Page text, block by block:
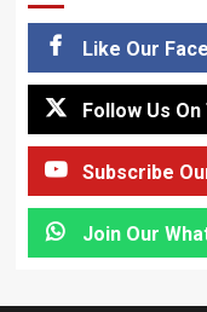
Like Our
Follow Us
Subscribe
Join Our